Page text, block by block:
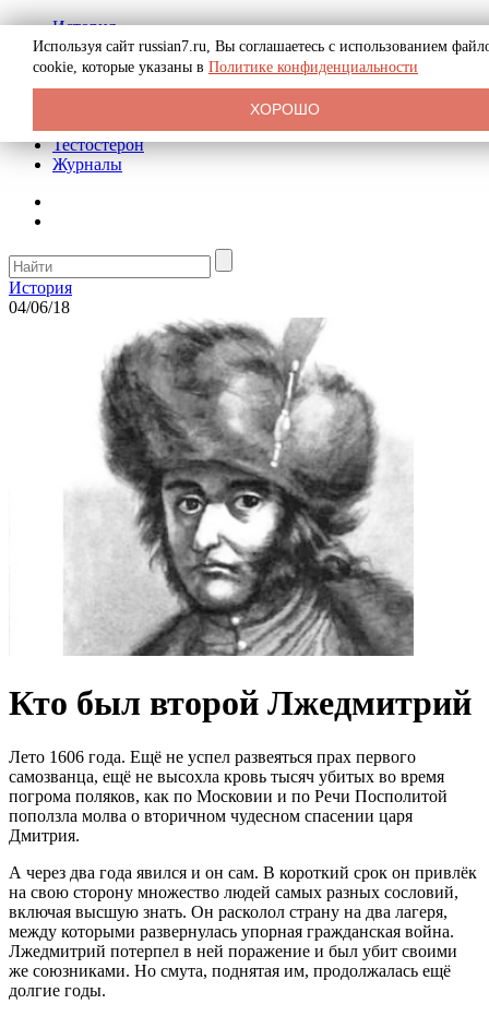
История
Биография
Криминал
Реклама на сайте
Тестостерон
Журналы
История
04/06/18
Кто был второй Лжедмитрий
Лето 1606 года. Ещё не успел развеяться прах первого
самозванца, ещё не высохла кровь тысяч убитых во время
погрома поляков, как по Московии и по Речи Посполитой
поползла молва о вторичном чудесном спасении царя
Дмитрия.
А через два года явился и он сам. В короткий срок он привлёк
на свою сторону множество людей самых разных сословий,
включая высшую знать. Он расколол страну на два лагеря,
между которыми развернулась упорная гражданская война.
Лжедмитрий потерпел в ней поражение и был убит своими
же союзниками. Но смута, поднятая им, продолжалась ещё
долгие годы.
Используя сайт russian7.ru, Вы соглашаетесь с использованием
cookie, которые указаны в Политике конфиденциальности
ХОРОШО